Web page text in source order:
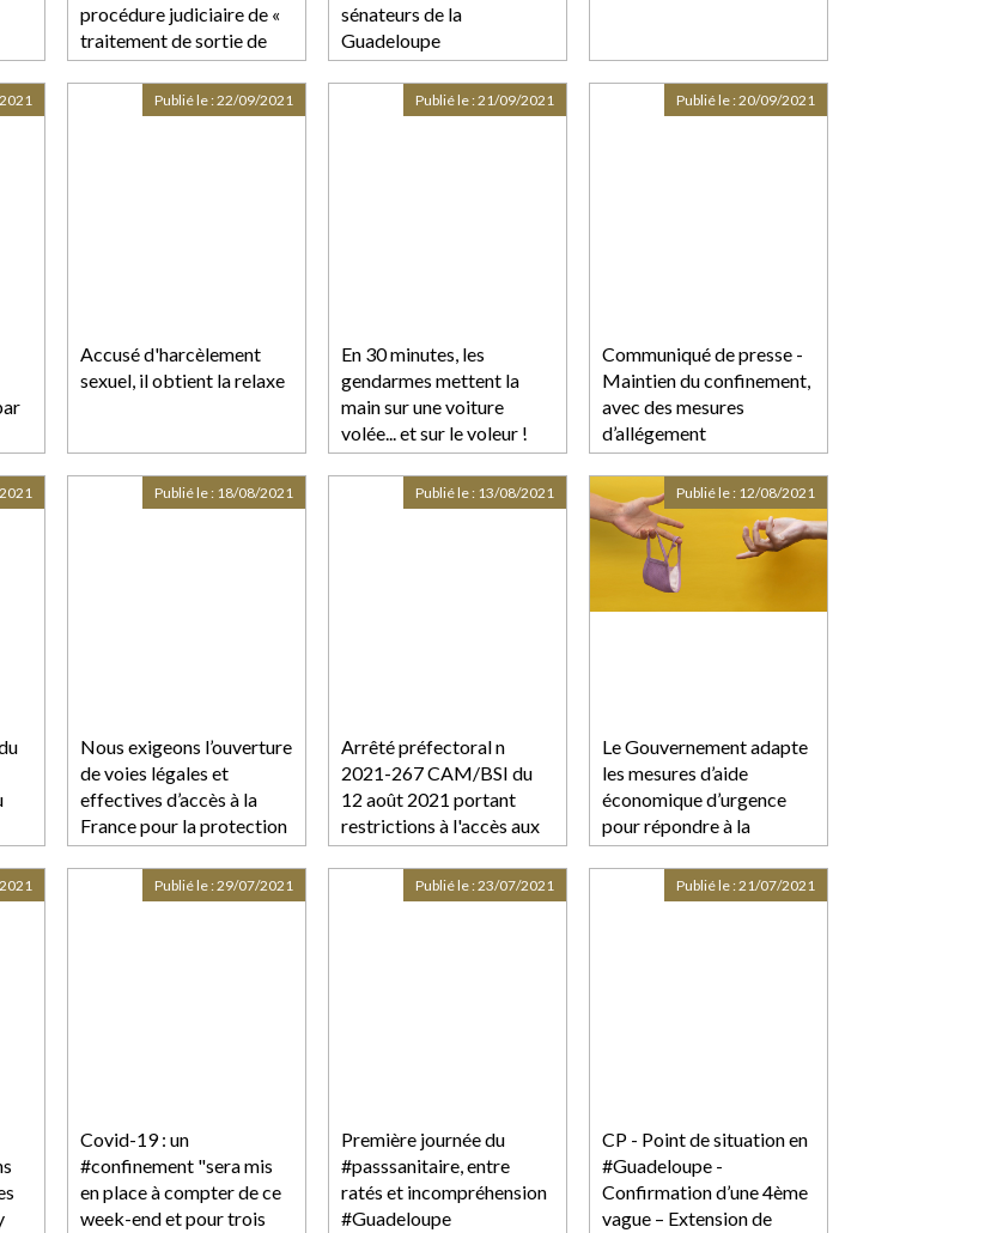
procédure judiciaire de «
traitement de sortie de
crise »
sénateurs de la
Guadeloupe
Accusé d'harcèlement
sexuel, il obtient la relaxe
Publié le :22/09/2021
En 30 minutes, les
gendarmes mettent la
main sur une voiture
volée... et sur le voleur !
Publié le :21/09/2021
Communiqué de presse -
Maintien du confinement,
avec des mesures
d’allégement
Publié le :20/09/2021
Nous exigeons l’ouverture
de voies légales et
effectives d’accès à la
France pour la protection
des afghanes et afghans
victimes de persécutions
Publié le : 18/08/2021
Arrêté préfectoral n
2021-267 CAM/BSI du
12 août 2021 portant
restrictions à l'accès aux
établissement recevant
du public et réglementant
les activités et les
Publié le : 13/08/2021
Le Gouvernement adapte
les mesures d’aide
économique d’urgence
pour répondre à la
situation sanitaire
spécifique des Outre-mer
Publié le : 12/08/2021
Covid-19 : un
#confinement "sera mis
en place à compter de ce
week-end et pour trois
Publié le :29/07/2021
Première journée du
#passsanitaire, entre
ratés et incompréhension
#Guadeloupe
Publié le :23/07/2021
CP - Point de situation en
#Guadeloupe -
Confirmation d’une 4ème
vague – Extension de
Publié le :21/07/2021